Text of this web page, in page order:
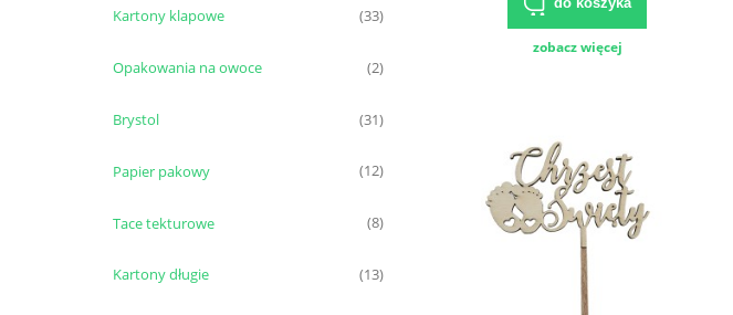
Kartony klapowe (33)
Opakowania na owoce (2)
Brystol (31)
Papier pakowy (12)
Tace tekturowe (8)
Kartony długie (13)
zobacz więcej